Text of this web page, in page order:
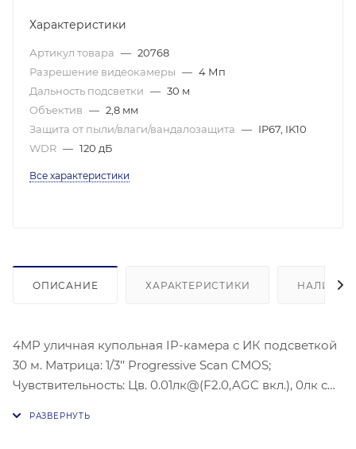
Характеристики
Артикул товара — 20768
Разрешение видеокамеры — 4 Мп
Дальность подсветки — 30 м
Объектив — 2,8 мм
Защита от пыли/влаги/вандалозащита — IP67, IK10
WDR — 120 дБ
Все характеристики
ОПИСАНИЕ ХАРАКТЕРИСТИКИ НАЛИЧИЕ
4MP уличная купольная IP-камера с ИК подсветкой
30 м. Матрица: 1/3’’ Progressive Scan CMOS;
Чувствительность: Цв. 0.01лк@(F2.0,AGC вкл.), 0лк с